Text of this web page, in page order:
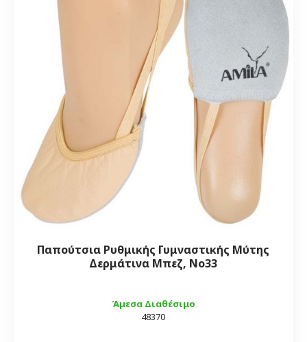
Άμεσα Διαθέσιμο
48370
Παπούτσια Ρυθμικής Γυμναστικής Μύτης
Δερμάτινα Μπεζ, Νο33